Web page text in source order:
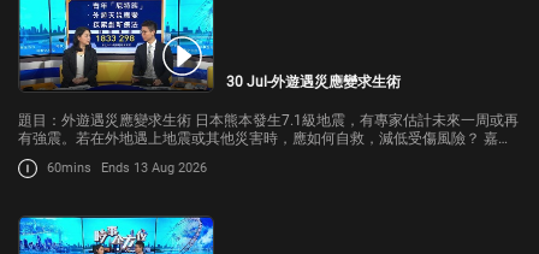
30 Jul-外遊遇災應變求生術
題目：外遊遇災應變求生術 日本熊本發生7.1級地震，有專家估計未來一周或再
有強震。若在外地遇上地震或其他災害時，應如何自救，減低受傷風險？ 嘉
賓：香港求生及防災協會創辦人張清風
60mins Ends 13 Aug 2026